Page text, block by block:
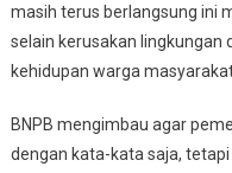
masih terus berlangsung ini
selain kerusakan lingkungan
kehidupan warga
BNPB mengimbau agar
dengan kata-kata saja,